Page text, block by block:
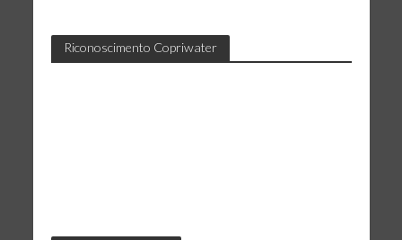
Riconoscimento Copriwater